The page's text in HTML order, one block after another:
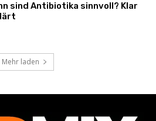
sind Antibiotika sinnvoll? Klar
Mehr laden